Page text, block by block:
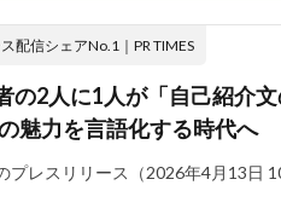
配信シェアNo.1｜PR TIMES
の2人に1人が「自己紹介
魅力を言語化する時代へ
プレスリリース（2026年4月13日